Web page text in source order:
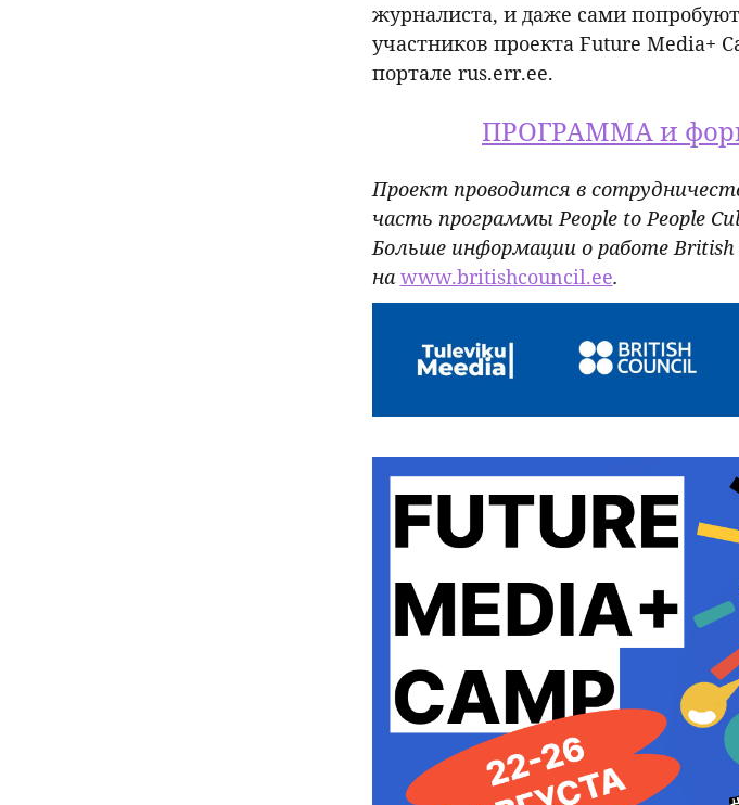
журналиста, и даже сами
участников проекта Future Media+
портале rus.err.ee.
ПРОГРАММА и
Проект проводится в
часть программы People to People
Больше информации о работе
наwww.britishcouncil.ee.